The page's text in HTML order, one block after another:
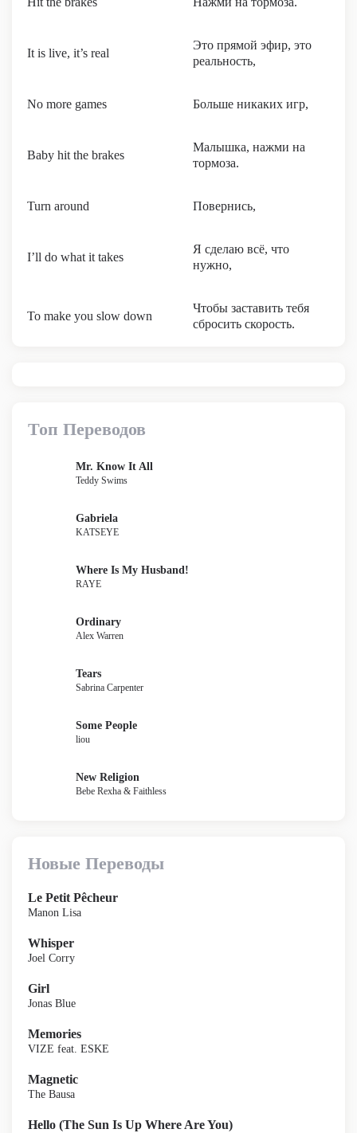
It is live, it’s real
Это прямой эфир, это
реальность,
No more games Больше никаких игр,
Baby hit the brakes
Малышка, нажми на
тормоза.
Turn around Повернись,
I’ll do what it takes
Я сделаю всё, что
нужно,
To make you slow down
Чтобы заставить тебя
сбросить скорость.
Топ Переводов
Mr. Know It All
Teddy Swims
Gabriela
KATSEYE
Where Is My Husband!
RAYE
Ordinary
Alex Warren
Tears
Sabrina Carpenter
Some People
liou
New Religion
Bebe Rexha & Faithless
Новые Переводы
Le Petit Pêcheur
Manon Lisa
Whisper
Joel Corry
Girl
Jonas Blue
Memories
VIZE feat. ESKE
Magnetic
The Bausa
Hello (The Sun Is Up Where Are You)